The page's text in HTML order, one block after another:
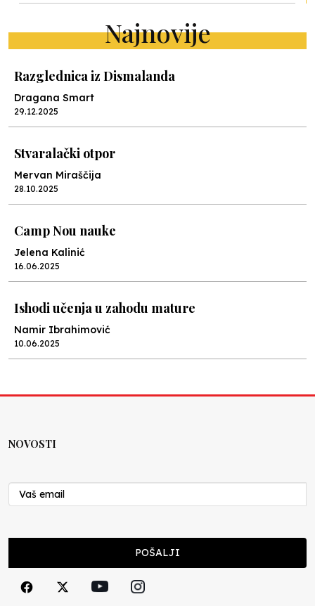
Najnovije
Razglednica iz Dismalanda
Dragana Smart
29.12.2025
Stvaralački otpor
Mervan Miraščija
28.10.2025
Camp Nou nauke
Jelena Kalinić
16.06.2025
Ishodi učenja u zahodu mature
Namir Ibrahimović
10.06.2025
Nenad Veličković
29.10.2024
Cuke i djeca
NOVOSTI
POŠALJI